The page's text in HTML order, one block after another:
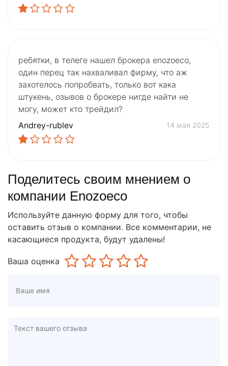
ребятки, в телеге нашел брокера еnozoeco,
один перец так нахваливал фирму, что аж
захотелось попробвать, только вот кака
штукень, озывов о брокере нигде найти не
могу, может кто трейдил?
Andrey-rublev
14 мая 2025
Поделитесь своим мнением о
компании Enozoeco
Используйте данную форму для того, чтобы
оставить отзыв о компании. Все комментарии, не
касающиеся продукта, будут удалены!
Ваша оценка